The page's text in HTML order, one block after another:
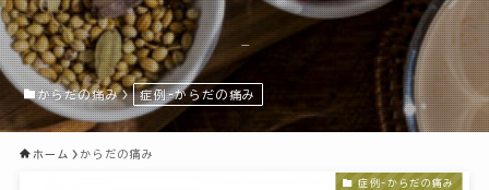
–
からだの痛み 症例-からだの痛み
ホーム からだの痛み
症例-からだの痛み